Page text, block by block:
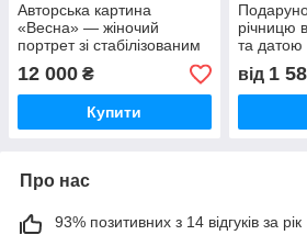
Авторська картина
«Весна» — жіночий
портрет зі стабілізованим
мохом та олійним
живописом 40×50 см
12 000 ₴
Купити
річницю
та датою
зі
від 1
Про нас
93% позитивних з 14 відгуків за рік